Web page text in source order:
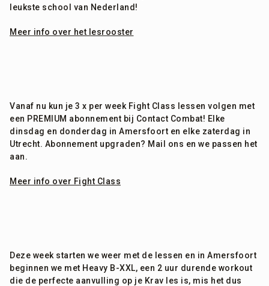
leukste school van Nederland!
Meer info over het lesrooster
Vanaf nu kun je 3 x per week Fight Class lessen volgen met
een PREMIUM abonnement bij Contact Combat! Elke
dinsdag en donderdag in Amersfoort en elke zaterdag in
Utrecht. Abonnement upgraden? Mail ons en we passen het
aan.
Meer info over Fight Class
Deze week starten we weer met de lessen en in Amersfoort
beginnen we met Heavy B-XXL, een 2 uur durende workout
die de perfecte aanvulling op je Krav les is, mis het dus